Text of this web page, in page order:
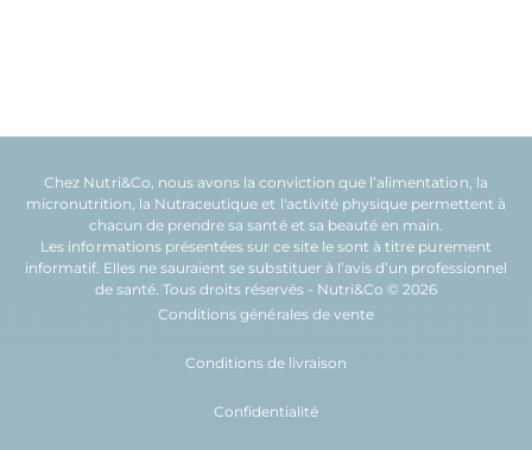
Chez Nutri&Co, nous avons la conviction que l’alimentation , la
micronutrition , la Nutraceutique et l'activité physiquepermettent à
chacun de prendre sasantéet sa beautéen main.
Les informations présentées sur ce site le sont à titre purement
informatif. Elles ne sauraient se substituer à l’avis d’un professionnel
de santé. Tous droits réservés - Nutri&Co © 2026
Conditions générales de vente
Conditions de livraison
Confidentialité